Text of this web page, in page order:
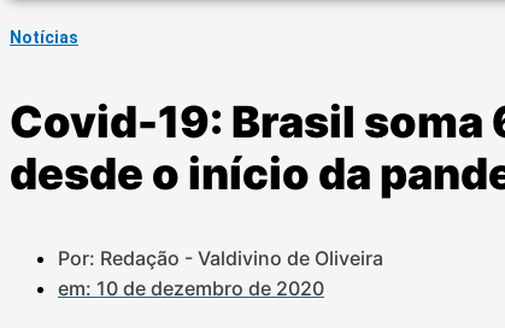
Notícias
Covid-19: Brasil soma
desde o início da
Por: Redação - Valdivino de Oliveira
em: 10 de dezembro de 2020